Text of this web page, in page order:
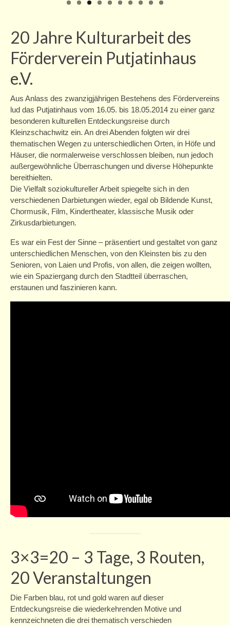
Offene Treffs
Zschachwitzer Märchentage 2025
Zschachwitzer Märchentage 2023
Zschachwitzer Märchentage 2022
Zschachwitzer Märchentage 2021
Märchenillustrationen-Ausstellung
Programm (abgesagt)
Zschachwitzer Märchentage 2020
Mitwirkende
Programm
Zschachwitzer Märchenkalender 2020
Newsletter
Bildungspaket
Verein
Mitgliedschaft
20 Jahre Kulturarbeit des
Förderverein Putjatinhaus
e.V.
Aus Anlass des zwanzigjährigen Bestehens des Fördervereins
lud das Putjatinhaus vom 16.05. bis 18.05.2014 zu einer ganz
besonderen kulturellen Entdeckungsreise durch
Kleinzschachwitz ein. An drei Abenden folgten wir drei
thematischen Wegen zu unterschiedlichen Orten, in Höfe und
Häuser, die normalerweise verschlossen bleiben, nun jedoch
außergewöhnliche Überraschungen und diverse Höhepunkte
bereithielten.
Die Vielfalt soziokultureller Arbeit spiegelte sich in den
verschiedenen Darbietungen wieder, egal ob Bildende Kunst,
Chormusik, Film, Kindertheater, klassische Musik oder
Zirkusdarbietungen.
Es war ein Fest der Sinne – präsentiert und gestaltet von ganz
unterschiedlichen Menschen, von den Kleinsten bis zu den
Senioren, von Laien und Profis, von allen, die zeigen wollten,
wie ein Spaziergang durch den Stadtteil überraschen,
erstaunen und faszinieren kann.
3×3=20 – 3 Tage, 3 Routen,
20 Veranstaltungen
Die Farben blau, rot und gold waren auf dieser
Entdeckungsreise die wiederkehrenden Motive und
kennzeichneten die drei thematisch verschieden